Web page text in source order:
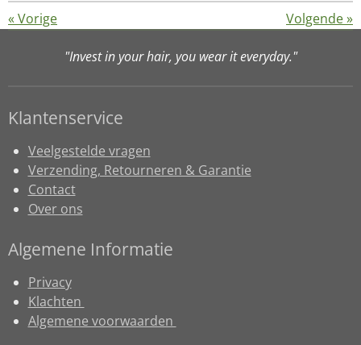
«Vorige Volgende»
"Invest in your hair, you wear it everyday."
Klantenservice
Veelgestelde vragen
Verzending, Retourneren & Garantie
Contact
Over ons
Algemene Informatie
Privacy
Klachten
Algemene voorwaarden